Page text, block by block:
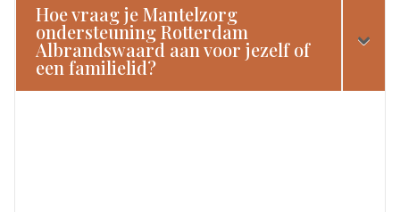
Hoe vraag je Mantelzorg
ondersteuning Rotterdam
Albrandswaard aan voor jezelf of
een familielid?